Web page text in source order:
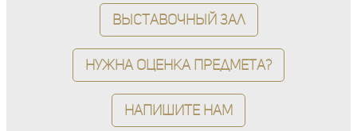
Выставочный зал
Нужна оценка предмета?
Напишите нам